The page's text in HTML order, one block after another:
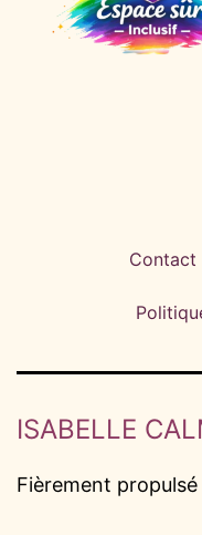
Contact
ISABELLE
Fièrement